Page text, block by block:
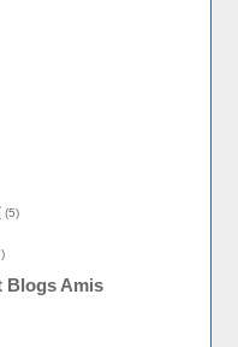
(5)
Blogs Amis